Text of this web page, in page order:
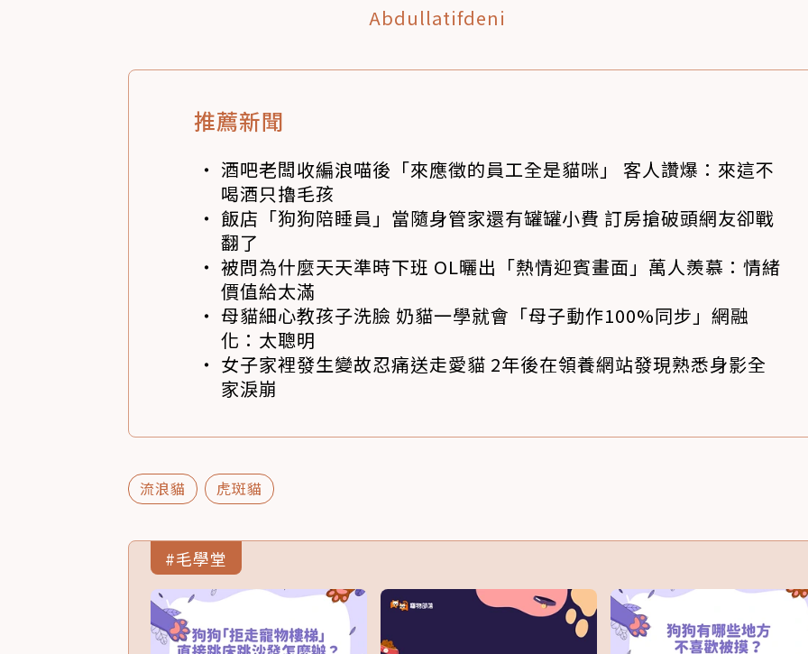
Abdullatifdeni
推薦新聞
酒吧老闆收編浪喵後「來應徵的員工全是貓咪」 客人讚爆：來這不
喝酒只擼毛孩
飯店「狗狗陪睡員」當隨身管家還有罐罐小費 訂房搶破頭網友卻戰
翻了
被問為什麼天天準時下班 OL曬出「熱情迎賓畫面」萬人羨慕：情緒
價值給太滿
母貓細心教孩子洗臉 奶貓一學就會「母子動作100%同步」網融
化：太聰明
女子家裡發生變故忍痛送走愛貓 2年後在領養網站發現熟悉身影全
家淚崩
流浪貓 虎斑貓
#毛學堂